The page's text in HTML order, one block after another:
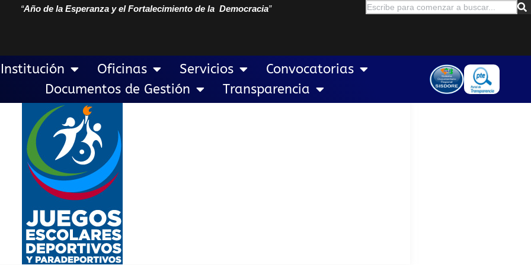
“Año de la Esperanza y el Fortalecimiento de la Democracia”
Institución Oficinas Servicios
Convocatorias
Documentos de Gestión
Transparencia